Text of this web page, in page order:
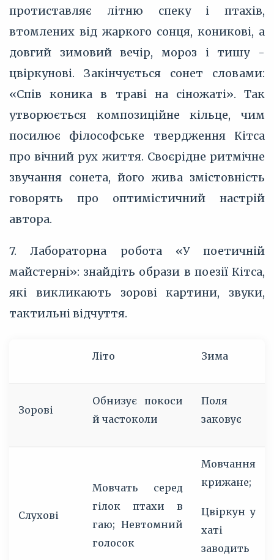
протиставляє літню спеку і птахів,
втомлених від жаркого сонця, коникові, а
довгий зимовий вечір, мороз і тишу -
цвіркунові. Закінчується сонет словами:
«Спів коника в траві на сіножаті». Так
утворюється композиційне кільце, чим
посилює філософське твердження Кітса
про вічний рух життя. Своєрідне ритмічне
звучання сонета, його жива змістовність
говорять про оптимістичний настрій
автора.
7. Лабораторна робота «У поетичній
майстерні»: знайдіть образи в поезії Кітса,
які викликають зорові картини, звуки,
тактильні відчуття.
Літо Зима
Зорові
Обнизує покоси
й частоколи
Поля
заковує
Слухові
Мовчать серед
гілок птахи в
гаю; Невтомний
голосок
Мовчання
крижане;
Цвіркун у
хаті
заводить